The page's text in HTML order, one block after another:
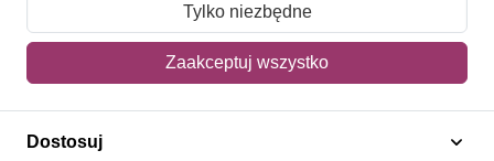
Regulamin
Polityka prywatności
Tylko niezbędne
Zaakceptuj wszystko
Dostosuj